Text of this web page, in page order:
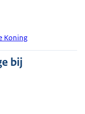
Koning
bij